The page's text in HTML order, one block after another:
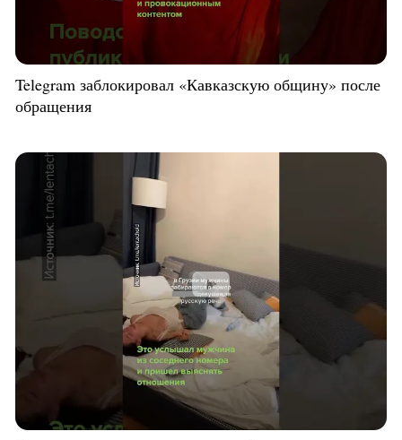
Telegram заблокировал «Кавказскую общину» после
обращения